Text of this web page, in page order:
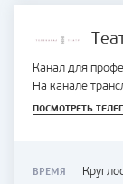
Канал для
На канале
ПОСМОТРЕТЬ
ВРЕМЯ